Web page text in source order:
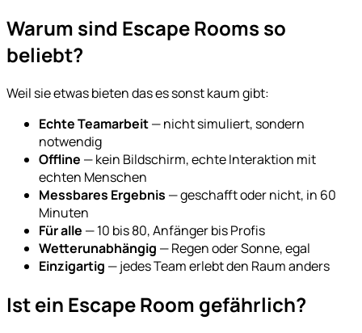
Warum sind Escape Rooms so
beliebt?
Weil sie etwas bieten das es sonst kaum gibt:
Echte Teamarbeit— nicht simuliert, sondern
notwendig
Offline — kein Bildschirm, echte Interaktion mit
echten Menschen
Messbares Ergebnis — geschafft oder nicht, in 60
Minuten
Für alle — 10 bis 80, Anfänger bis Profis
Wetterunabhängig — Regen oder Sonne, egal
Einzigartig — jedes Team erlebt den Raum anders
Ist ein Escape Room gefährlich?